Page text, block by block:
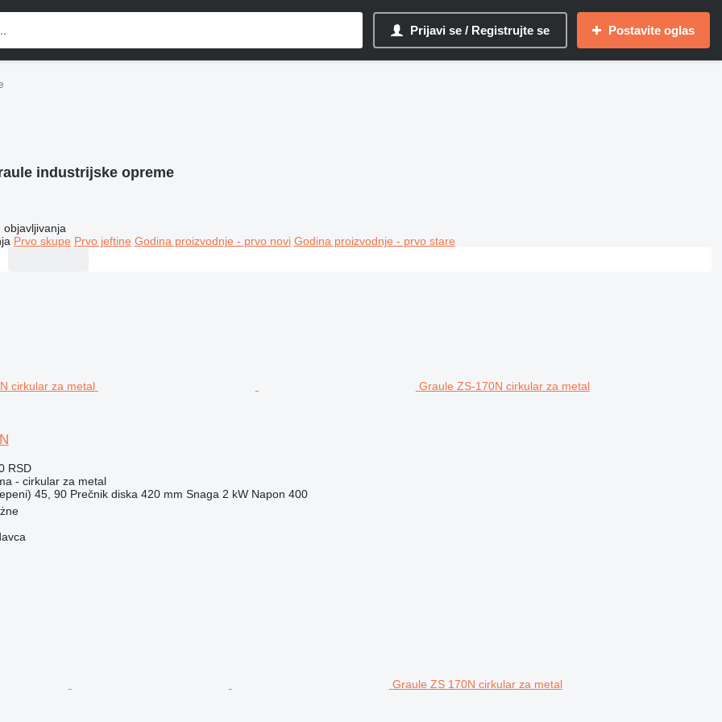
Prijavi se / Registrujte se Postavite oglas
industrijske opreme
objavljivanja
Prvo skupe Prvo jeftine Godina proizvodnje - prvo novi Godina proizvodnje - prvo stare
Graule ZS-170N cirkular za metal
RSD
- cirkular za metal
45, 90 Prečnik diska 420 mm Snaga 2 kW Napon 400
Graule ZS 170N cirkular za metal